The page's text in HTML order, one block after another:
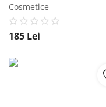
Cosmetice
185 Lei